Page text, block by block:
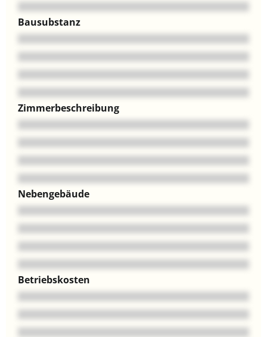
Bausubstanz
Zimmerbeschreibung
Nebengebäude
Betriebskosten